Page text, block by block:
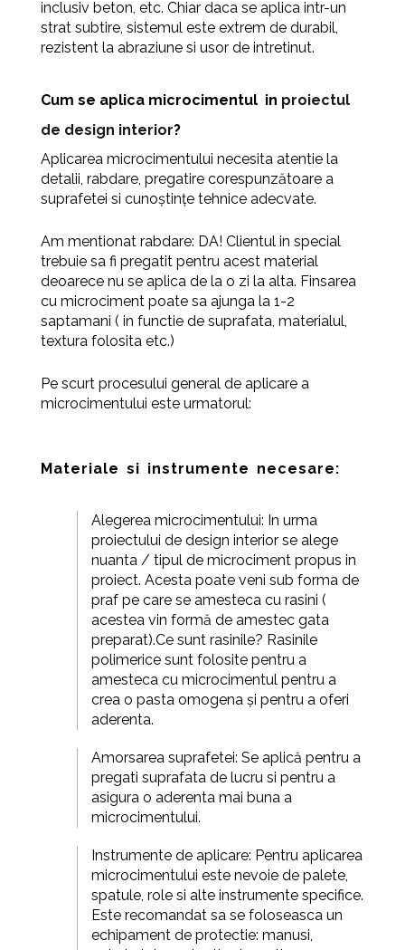
inclusiv beton, etc. Chiar daca se aplica intr-un
strat subtire, sistemul este extrem de durabil,
rezistent la abraziune si usor de intretinut.
Cum se aplica microcimentul in proiectul
de design interior?
Aplicarea microcimentului necesita atentie la
detalii, rabdare, pregatire corespunzătoare a
suprafetei si cunoștințe tehnice adecvate.
Am mentionat rabdare: DA! Clientul in special
trebuie sa fi pregatit pentru acest material
deoarece nu se aplica de la o zi la alta. Finsarea
cu microciment poate sa ajunga la 1-2
saptamani ( in functie de suprafata, materialul,
textura folosita etc.)
Pe scurt procesului general de aplicare a
microcimentului este urmatorul:
Materiale si instrumente necesare:
Alegerea microcimentului: In urma
proiectului de design interior se alege
nuanta / tipul de microciment propus in
proiect. Acesta poate veni sub forma de
praf pe care se amesteca cu rasini (
acestea vin formă de amestec gata
preparat).Ce sunt rasinile? Rasinile
polimerice sunt folosite pentru a
amesteca cu microcimentul pentru a
crea o pasta omogena și pentru a oferi
aderenta.
Amorsarea suprafetei: Se aplică pentru a
pregati suprafata de lucru si pentru a
asigura o aderenta mai buna a
microcimentului.
Instrumente de aplicare: Pentru aplicarea
microcimentului este nevoie de palete,
spatule, role si alte instrumente specifice.
Este recomandat sa se foloseasca un
echipament de protectie: manusi,